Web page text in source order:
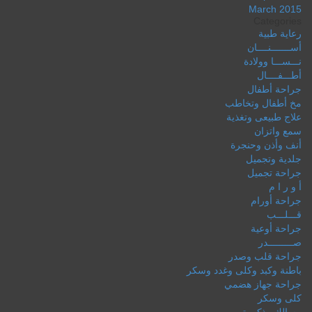
March 2015
رعاية طبية
أســـــــنــــان
نـــســـا وولادة
أطـــفــــال
جراحة أطفال
مخ أطفال وتخاطب
علاج طبيعى وتغذية
سمع واتزان
أنف وأذن وحنجرة
جلدية وتجميل
جراحة تجميل
أ و ر ا م
جراحة أورام
قـــلـــب
جراحة أوعية
صـــــــــدر
جراحة قلب وصدر
باطنة وكبد وكلى وغدد وسكر
جراحة جهاز هضمي
كلى وسكر